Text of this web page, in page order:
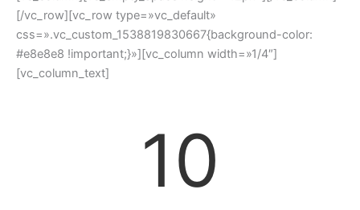
[/vc_row][vc_row type=»vc_default»
css=».vc_custom_1538819830667{background-color:
#e8e8e8 !important;}»][vc_column width=»1/4″]
[vc_column_text]
10